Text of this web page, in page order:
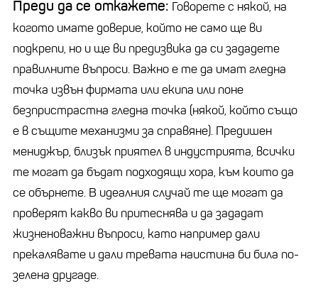
Преди да се откажете: Говорете с някой, на
когото имате доверие, който не само ще ви
подкрепи, но и ще ви предизвика да си зададете
правилните въпроси. Важно е те да имат гледна
точка извън фирмата или екипа или поне
безпристрастна гледна точка (някой, който също
е в същите механизми за справяне). Предишен
мениджър, близък приятел в индустрията, всички
те могат да бъдат подходящи хора, към които да
се обърнете. В идеалния случай те ще могат да
проверят какво ви притеснява и да зададат
жизненоважни въпроси, като например дали
прекалявате и дали тревата наистина би била по-
зелена другаде.